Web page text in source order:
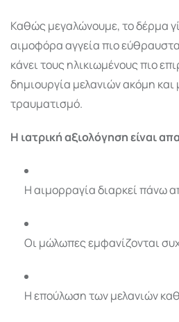
Καθώς μεγαλώνουμε, το δέρμα
αιμοφόρα αγγεία πιο
κάνει τους ηλικιωμένους πιο
δημιουργία μελανιών ακόμη
τραυματισμό.
Η ιατρική αξιολόγηση είναι
Η αιμορραγία διαρκεί πάνω
Οι μώλωπες εμφανίζονται
Η επούλωση των μελανιών